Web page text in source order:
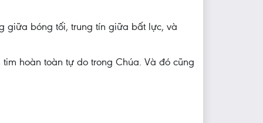
giữa bóng tối, trung tín giữa bất lực, và
hoàn toàn tự do trong Chúa. Và đó cũng